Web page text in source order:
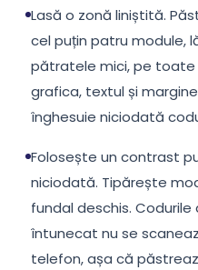
Lasă o zonă liniștită.
cel puțin patru module,
pătratele mici, pe toate
grafica, textul și
înghesuie niciodată
Folosește un contrast
niciodată. Tipărește
fundal deschis.
întunecat nu se
telefon, așa că